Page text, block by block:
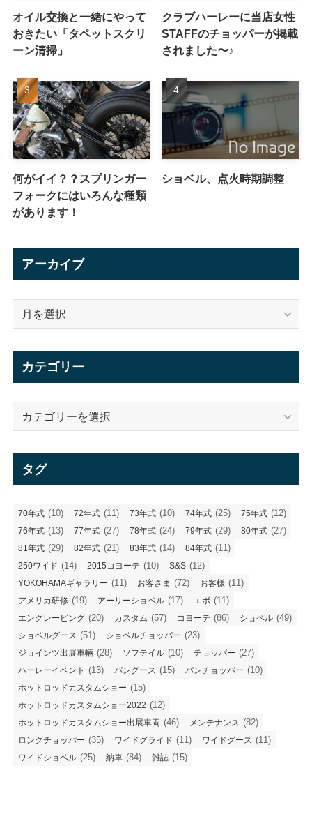
オイル交換と一緒にやって
おきたい「タペットスクリ
ーン清掃」
クラブハーレーに当店女性
STAFFのチョッパーが掲載
されました〜♪
何がイイ？？スプリンガー
フォークにはいろんな種類
があります！
ショベル、点火時期調整
アーカイブ
カテゴリー
タグ
70年式 (10) 72年式 (11) 73年式 (10) 74年式 (25) 75年式 (12)
76年式 (13) 77年式 (27) 78年式 (24) 79年式 (29) 80年式 (27)
81年式 (29) 82年式 (21) 83年式 (14) 84年式 (11)
250ワイド (14) 2015コヨーテ (10) S&S (12)
YOKOHAMAギャラリー (11) お客さま (72) お客様 (11)
アメリカ研修 (19) アーリーショベル (17) エボ (11)
エングレービング (20) カスタム (57) コヨーテ (86) ショベル (49)
ショベルグース (51) ショベルチョッパー (23)
ジョインツ出展車輛 (28) ソフテイル (10) チョッパー (27)
ハーレーイベント (13) パングース (15) パンチョッパー (10)
ホットロッドカスタムショー (15)
ホットロッドカスタムショー2022 (12)
ホットロッドカスタムショー出展車両 (46) メンテナンス (82)
ロングチョッパー (35) ワイドグライド (11) ワイドグース (11)
ワイドショベル (25) 納車 (84) 雑誌 (15)